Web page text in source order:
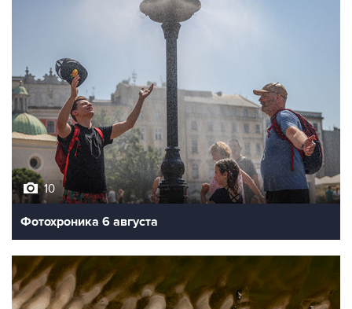
10
Фотохроника 6 августа